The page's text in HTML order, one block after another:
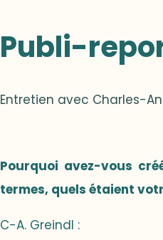
Publi-
Entretien avec Charles-
Pourquoi avez-vous
termes, quels étaient
C-A. Greindl :